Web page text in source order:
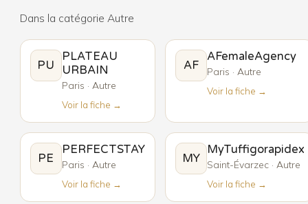
Dans la catégorie Autre
PU
PLATEAU
URBAIN
Paris · Autre
Voir la fiche →
AF
AFemaleAgency
Paris · Autre
Voir la fiche →
PE
PERFECTSTAY
Paris · Autre
Voir la fiche →
MY
MyTuffigorapidex
Saint-Évarzec · Autre
Voir la fiche →